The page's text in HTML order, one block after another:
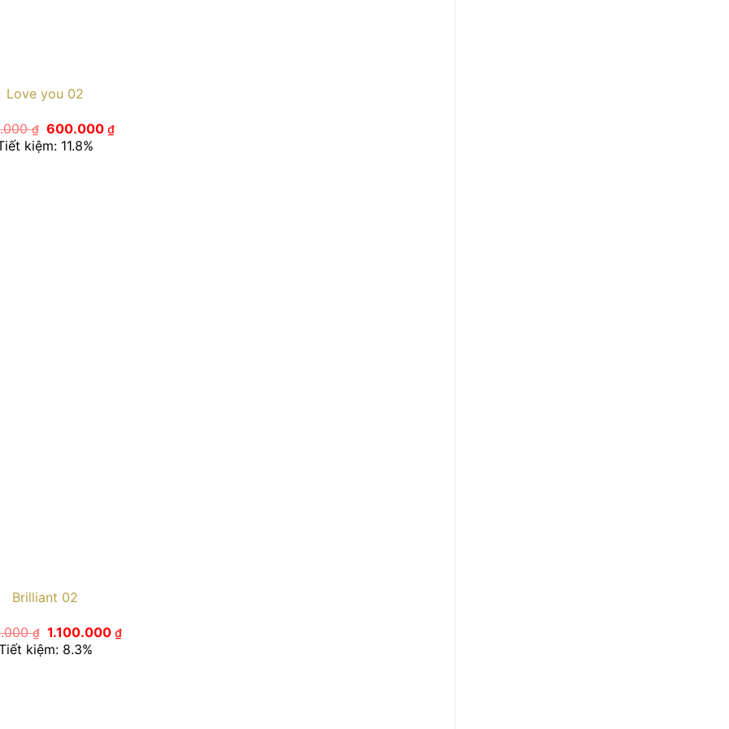
Love you 02
₫ Giá
gốc
là:
600.000₫Giá
kiệm: 11.8%
Brilliant 02
₫ Giá
gốc
là:
1.100.000₫Giá
kiệm: 8.3%